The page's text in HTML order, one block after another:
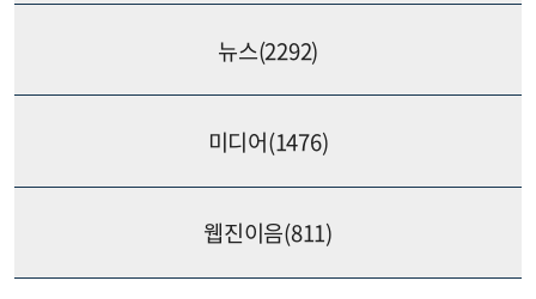
뉴스(2292)
미디어(1476)
웹진이음(811)